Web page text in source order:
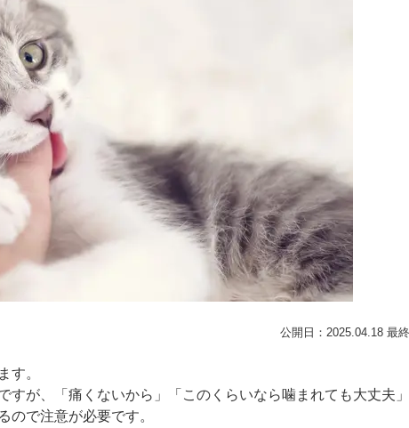
公開日：2025.04.18 最
す。
が、「痛くないから」「このくらいなら噛まれても大丈夫
ので注意が必要です。